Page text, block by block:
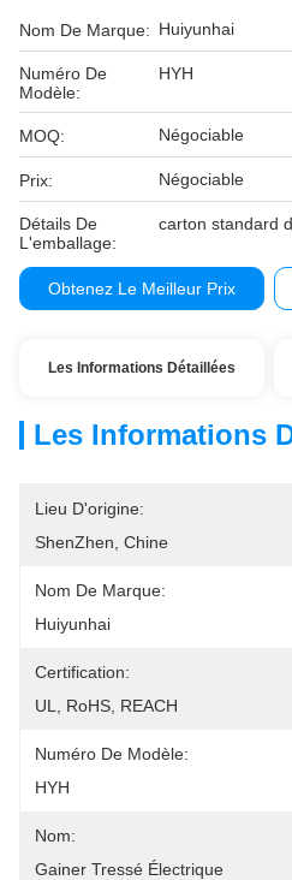
Nom De Marque: Huiyunhai
Numéro De
Modèle:
HYH
MOQ: Négociable
Prix: Négociable
Détails De
L'emballage:
carton standard
Obtenez Le Meilleur Prix
Les Informations Détaillées
Les Informations
Lieu D'origine:
ShenZhen, Chine
Nom De Marque:
Huiyunhai
Certification:
UL, RoHS, REACH
Numéro De Modèle:
HYH
Nom:
Gainer Tressé Électrique